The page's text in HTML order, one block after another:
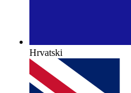
Hrvatski